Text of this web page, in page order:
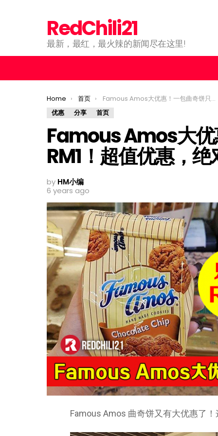
RedChili21
最新，最红，最火辣的新闻尽在这里!
You are here:
Home 首页
Famous Amos大优惠！一包曲奇饼只需RM1！超值优惠，绝对不可错过！
优惠
分享 首页
Famous Amos大优
RM1！超值优惠，
by HM小编
6 years ago
Famous Amos 曲奇饼又有大优惠了